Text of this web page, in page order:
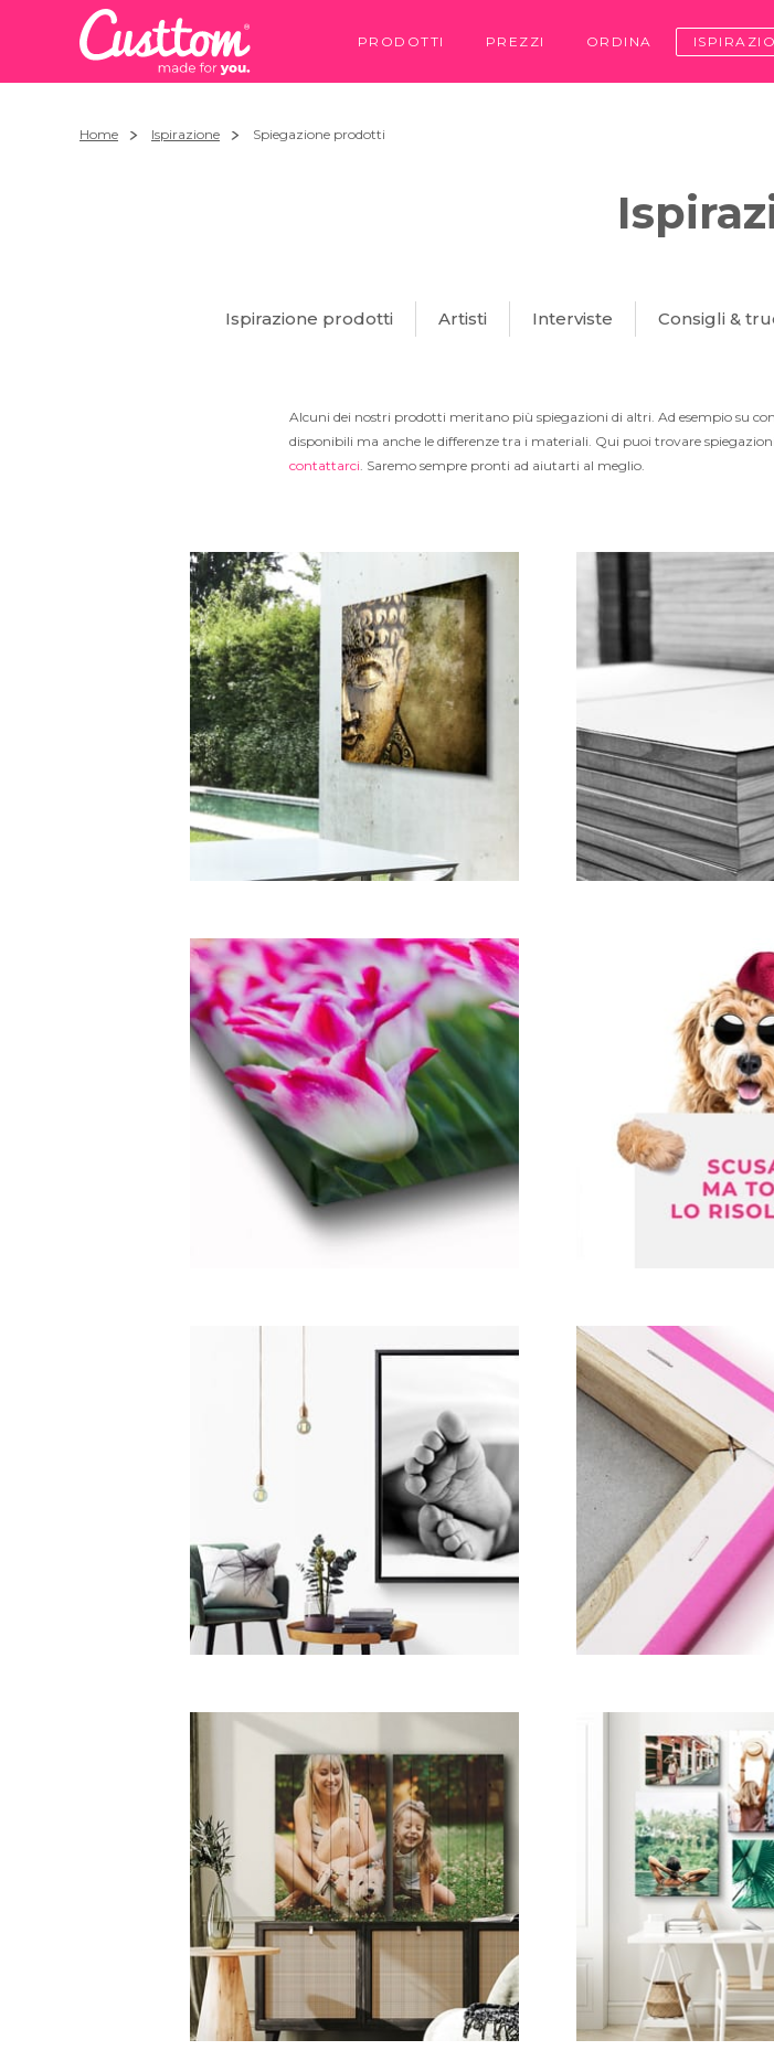
PRODOTTI PREZZI ORDINA
Home Ispirazione Spiegazione prodotti
Ispirazione prodotti Artisti Interviste Consigli &
Alcuni dei nostri prodotti meritano più spiegazioni di altri. Ad esempio su
disponibili ma anche le differenze tra i materiali. Qui puoi trovare
contattarci. Saremo sempre pronti ad aiutarti al meglio.